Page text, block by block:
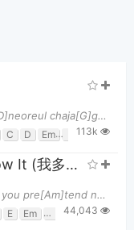
[Em]Meomchun sigan [C]sok jamdeun [D]neoreul chaja[G]ga A[Em]muri maga[C]do gyeolguk [D]neoui gyeo
C D Em 113k
I Like You So Much, You'll Know It (我多喜欢你, 你会知道 - A Love So Beautiful OST)
I like your [C]eyes, you look away when you pre[Am]tend not to care I like the [Dm]dimples on the c
E Em F Fmaj7 G
44,043